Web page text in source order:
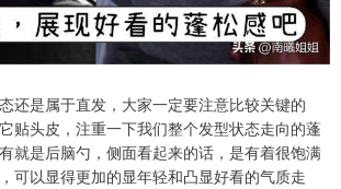
还是属于直发，大家一定要注意比较关键的
贴头皮，注重一下我们整个发型状态走向的蓬
就是后脑勺，侧面看起来的话，是有着很饱满
可以显得更加的显年轻和凸显好看的气质走